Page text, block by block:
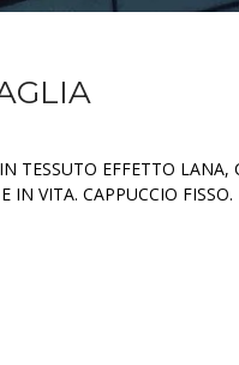
TESSUTO EFFETTO LANA,
IN VITA. CAPPUCCIO FISSO.